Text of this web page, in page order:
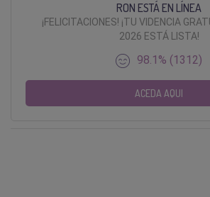
RON ESTÁ EN LÍNEA
¡FELICITACIONES! ¡TU VIDENCIA
2026 ESTÁ LISTA!
98.1% (1312)
ACEDA AQUI